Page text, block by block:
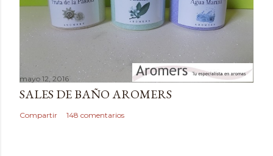
o
mayo 12, 2016
SALES DE BAÑO AROMERS
Compartir 148 comentarios